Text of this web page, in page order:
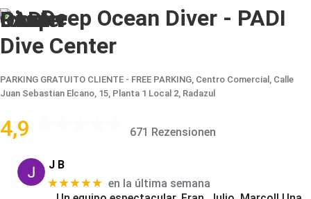
Deep Ocean Diver - PADI
Dive Center
PARKING GRATUITO CLIENTE - FREE PARKING, Centro Comercial, Calle
Juan Sebastian Elcano, 15, Planta 1 Local 2, Radazul
4,9 671 Rezensionen
J B
★★★★★ en la última semana